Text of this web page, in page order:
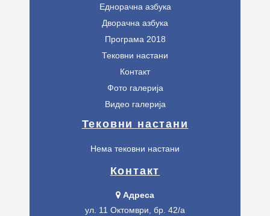
Еднорачна азбука
Дворачна азбука
Програма 2018
Тековни настани
Контакт
Фото галерија
Видео галерија
Тековни настани
Нема тековни настани
Контакт
Адреса
ул. 11 Октомври, бр. 42/а